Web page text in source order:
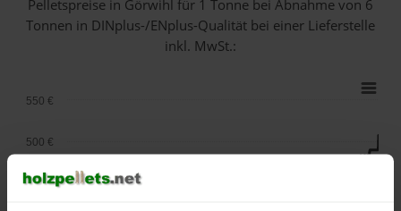
Pelletspreise in Görwihl für 1 Tonne bei Abnahmevon 6
Tonnen in DINplus-/ENplus-Qualität bei einer Lieferstelle
inkl. MwSt.:
450 €
500 €
550 €